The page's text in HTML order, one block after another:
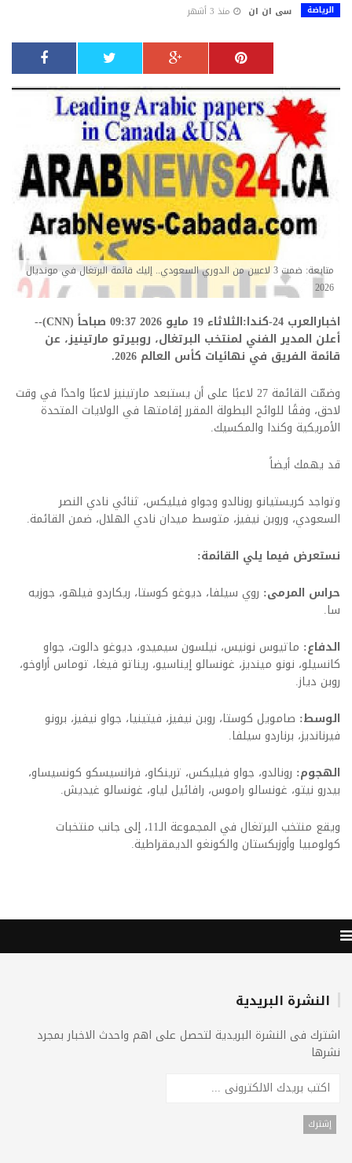
الرياضة سى ان ان منذ 3 أشهر
متابعة: ضمت 3 لاعبين من الدوري السعودي.. إليك قائمة البرتغال في مونديال
2026
اخبارالعرب 24-كندا:الثلاثاء 19 مايو 2026 09:37 صباحاً (CNN)--
أعلن المدير الفني لمنتخب البرتغال، روبيرتو مارتينيز، عن
قائمة الفريق في نهائيات كأس العالم 2026.
وضمّت القائمة 27 لاعبًا على أن يستبعد مارتينيز لاعبًا واحدًا في وقت
لاحق، وفقًا للوائح البطولة المقرر إقامتها في الولايات المتحدة
الأمريكية وكندا والمكسيك.
قد يهمك أيضاً
وتواجد كريستيانو رونالدو وجواو فيليكس، ثنائي نادي النصر
السعودي، وروبن نيفيز، متوسط ميدان نادي الهلال، ضمن القائمة.
نستعرض فيما يلي القائمة:
حراس المرمى: روي سيلفا، ديوغو كوستا، ريكاردو فيلهو، جوزيه
سا.
الدفاع: ماتيوس نونيس، نيلسون سيميدو، ديوغو دالوت، جواو
كانسيلو، نونو مينديز، غونسالو إيناسيو، ريناتو فيغا، توماس أراوخو،
روبن دياز.
الوسط: صامويل كوستا، روبن نيفيز، فيتينيا، جواو نيفيز، برونو
فيرنانديز، برناردو سيلفا.
الهجوم: رونالدو، جواو فيليكس، ترينكاو، فرانسيسكو كونسيساو،
بيدرو نيتو، غونسالو راموس، رافائيل لياو، غونسالو غيديش.
ويقع منتخب البرتغال في المجموعة الـ11، إلى جانب منتخبات
كولومبيا وأوزبكستان والكونغو الديمقراطية.
النشرة البريدية
اشترك فى النشرة البريدية لتحصل على اهم واحدث الاخبار بمجرد
نشرها